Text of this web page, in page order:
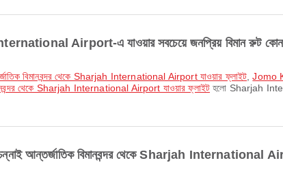
Airport-এ যাওয়ার সবচেয়ে জনপ্রিয় বিমান রুট
বিমানবন্দর থেকে Sharjah International Airport যাওয়ার ফ্লাইট ,Jomo
থেকে Sharjah International Airport যাওয়ার ফ্লাইটহলো Sharjah
আন্তর্জাতিক বিমানবন্দর থেকে Sharjah International